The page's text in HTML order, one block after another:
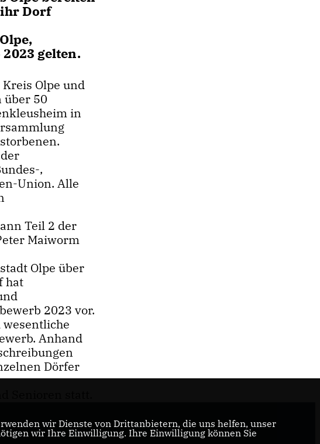
ihr Dorf
gelten.
Olpe und
über 50
in
,
Union. Alle
Teil 2 der
Maiworm
Olpe über
hat
2023 vor.
Anhand
Dörfer
wir Dienste von Drittanbietern, die uns helfen, unser
wir Ihre Einwilligung. Ihre Einwilligung können Sie